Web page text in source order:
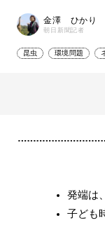
金澤 ひかり
朝日新聞記者
昆虫 環境問題
発端は
子ども